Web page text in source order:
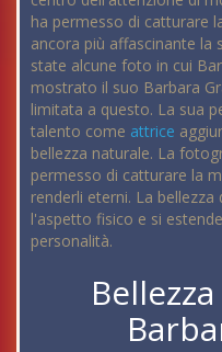
ha permesso di catturare
ancora più affascinante la
state alcune foto in cui
mostrato il suo Barbara
limitata a questo. La sua
talento come attrice
bellezza naturale. La
permesso di catturare la
renderli eterni. La
l'aspetto fisico e si
personalità.